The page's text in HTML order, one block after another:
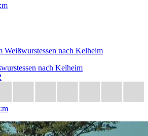
Weißwurstessen nach Kelheim
nach Kelheim